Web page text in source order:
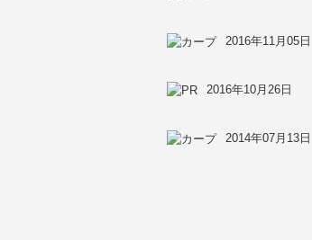
2016年11月05日
2016年10月26日
2014年07月13日